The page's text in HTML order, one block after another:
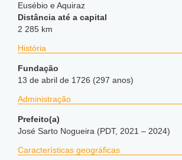
Eusébio e Aquiraz
Distância até a capital
2 285 km
História
Fundação
13 de abril de 1726 (297 anos)
Administração
Prefeito(a)
José Sarto Nogueira (PDT, 2021 – 2024)
Características geográficas